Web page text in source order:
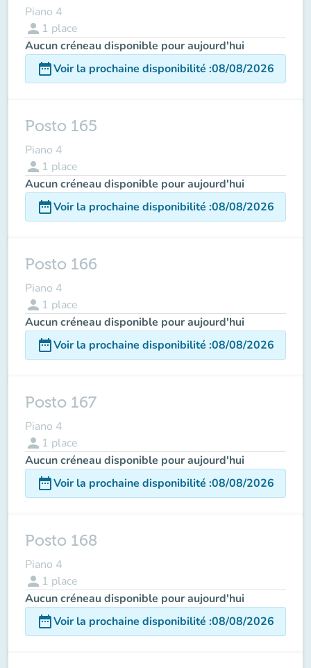
Piano 4
person 1 place
Aucun créneau disponible pour aujourd'hui
date_rangeVoir la prochaine disponibilité :08/08/2026
Posto 165
Piano 4
person 1 place
Aucun créneau disponible pour aujourd'hui
date_rangeVoir la prochaine disponibilité :08/08/2026
Posto 166
Piano 4
person 1 place
Aucun créneau disponible pour aujourd'hui
date_rangeVoir la prochaine disponibilité :08/08/2026
Posto 167
Piano 4
person 1 place
Aucun créneau disponible pour aujourd'hui
date_rangeVoir la prochaine disponibilité :08/08/2026
Posto 168
Piano 4
person 1 place
Aucun créneau disponible pour aujourd'hui
date_rangeVoir la prochaine disponibilité :08/08/2026